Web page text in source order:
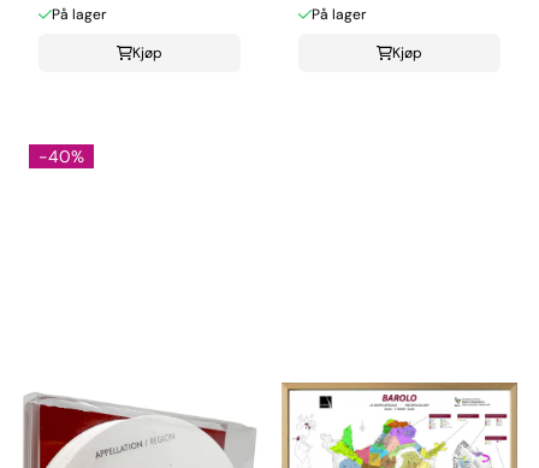
På lager
Kjøp
På lager
Kjøp
-40%